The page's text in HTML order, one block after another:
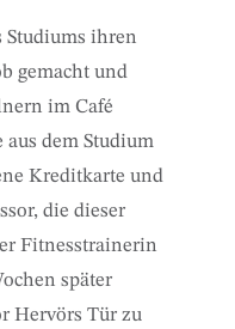
Studiums ihren
gemacht und
im Café
dem Studium
Kreditkarte und
die dieser
Fitnesstrainerin
später
Hervörs Tür zu